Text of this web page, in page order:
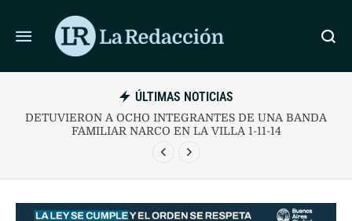
ÚLTIMAS NOTICIAS
DETUVIERON A OCHO INTEGRANTES DE UNA BANDA
FAMILIAR NARCO EN LA VILLA 1-11-14